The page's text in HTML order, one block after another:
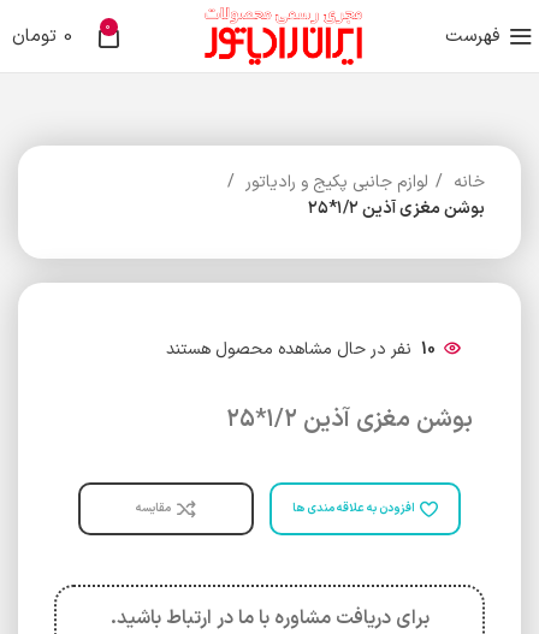
فهرست 0 تومان
خانه
لوازم جانبی پکیج و رادیاتور
بوشن مغزی آذین ۱/۲*۲۵
10 نفر در حال مشاهده محصول هستند
بوشن مغزی آذین ۱/۲*۲۵
افزودن به علاقه مندی ها مقایسه
برای دریافت مشاوره با ما در ارتباط باشید.